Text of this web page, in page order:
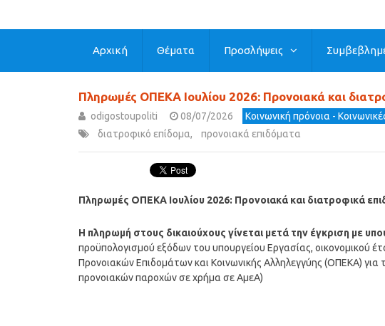
Αρχική Θέματα Προσλήψεις
Πληρωμές ΟΠΕΚΑ Ιουλίου 2026: Προνοιακά και
odigostoupoliti 08/07/2026 Κοινωνική πρόνοια -
διατροφικό επίδομα, προνοιακά επιδόματα
Πληρωμές ΟΠΕΚΑ Ιουλίου 2026: Προνοιακά και διατροφικά
Η πληρωμή στους δικαιούχους γίνεται μετά την έγκριση με
προϋπολογισμού εξόδων του υπουργείου Εργασίας, οικονομικού
Προνοιακών Επιδομάτων και Κοινωνικής Αλληλεγγύης (ΟΠΕΚΑ) για
προνοιακών παροχών σε χρήμα σε ΑμεΑ)